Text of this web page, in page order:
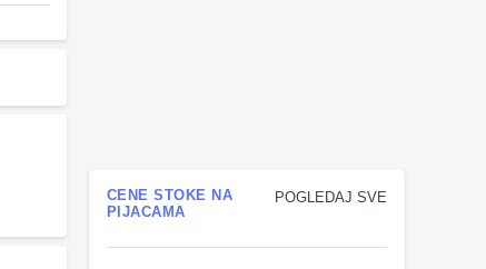
POGLEDAJ SVE
CENE STOKE NA
PIJACAMA